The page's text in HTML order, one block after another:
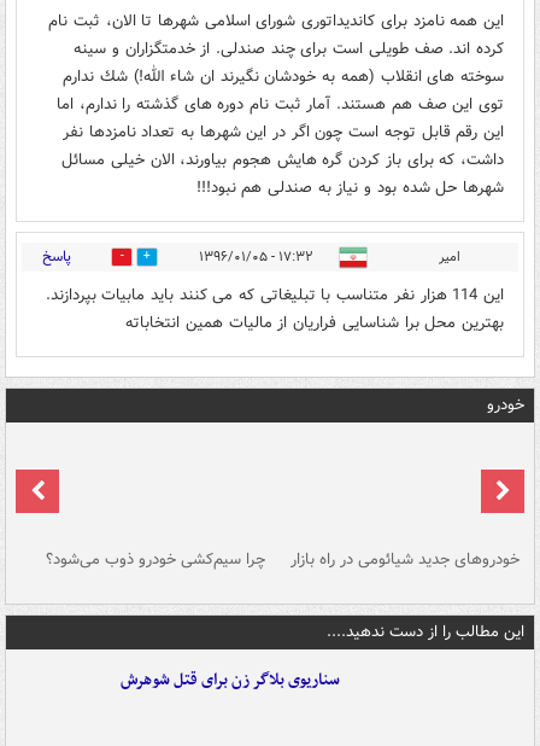
انقلاب
۱۵:۲۱ - ۱۳۹۶/۰۱/۰۵
این همه نامزد براى كانديداتورى شوراى اسلامى شهرها تا الان، ثبت نام
كرده اند. صف طويلى است براى چند صندلى. از خدمتگزاران و سينه
سوخته هاى انقلاب (همه به خودشان نگيرند ان شاء الله!) شك ندارم
توى اين صف هم هستند. آمار ثبت نام دوره هاى گذشته را ندارم، اما
اين رقم قابل توجه است چون اگر در این شهرها به تعداد نامزدها نفر
داشت، كه براى باز كردن گره هايش هجوم بياورند، الان خيلى مسائل
شهرها حل شده بود و نياز به صندلى هم نبود!!!
امیر ۱۷:۳۲ - ۱۳۹۶/۰۱/۰۵ 1 پاسخ
این 114 هزار نفر متناسب با تبلیغاتی که می کنند باید مابیات بپردازند.
بهترین محل برا شناسایی فراریان از مالیات همین انتخاباته
خودرو
خودروهای جدید شیائومی در راه بازار چرا سیم‌کشی خودرو ذوب می‌شود؟
این مطالب را از دست ندهید....
سناریوی بلاگر زن برای قتل شوهرش